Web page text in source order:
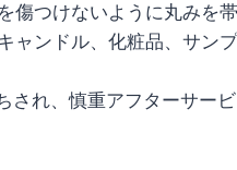
傷つけないように丸みを
ャンドル、化粧品、サン
され、慎重アフターサー